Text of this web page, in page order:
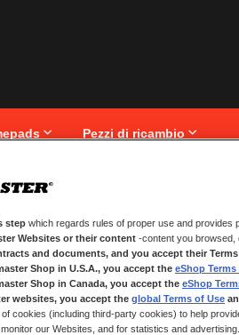
Pezzi di ricambio
NUOVI
La
traccia
CREA
step which regards rules of proper use and provides
Websites or their content -content you browsed,
and documents, and you accept their
Shop in U.S.A., you accept the eShop Terms
Shop in Canada, you accept the eShop
websites, you accept the global Terms of Use
cookies (including third-party cookies) to help
our Websites, and for statistics and